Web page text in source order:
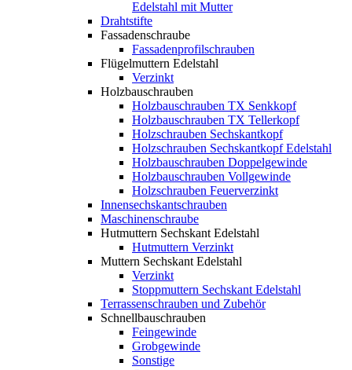
Edelstahl mit Mutter
Drahtstifte
Fassadenschraube
Fassadenprofilschrauben
Flügelmuttern Edelstahl
Verzinkt
Holzbauschrauben
Holzbauschrauben TX Senkkopf
Holzbauschrauben TX Tellerkopf
Holzschrauben Sechskantkopf
Holzschrauben Sechskantkopf Edelstahl
Holzbauschrauben Doppelgewinde
Holzbauschrauben Vollgewinde
Holzschrauben Feuerverzinkt
Innensechskantschrauben
Maschinenschraube
Hutmuttern Sechskant Edelstahl
Hutmuttern Verzinkt
Muttern Sechskant Edelstahl
Verzinkt
Stoppmuttern Sechskant Edelstahl
Terrassenschrauben und Zubehör
Schnellbauschrauben
Feingewinde
Grobgewinde
Sonstige